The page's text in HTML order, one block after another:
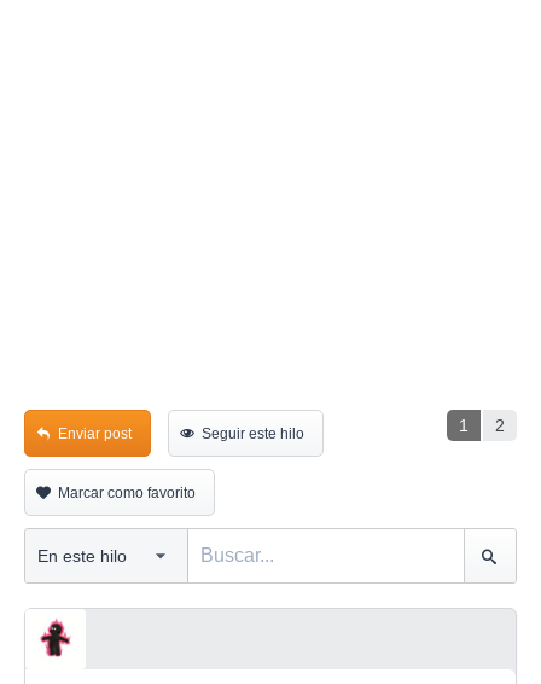
1 2
Enviar post Seguir este hilo
Marcar como favorito